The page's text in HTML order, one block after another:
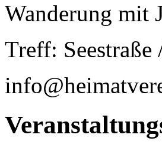
Wanderung mit
Treff: